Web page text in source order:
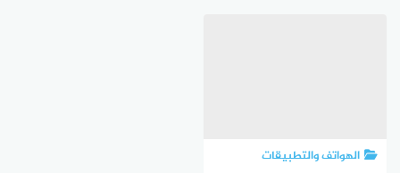
الهواتف والتطبيقات